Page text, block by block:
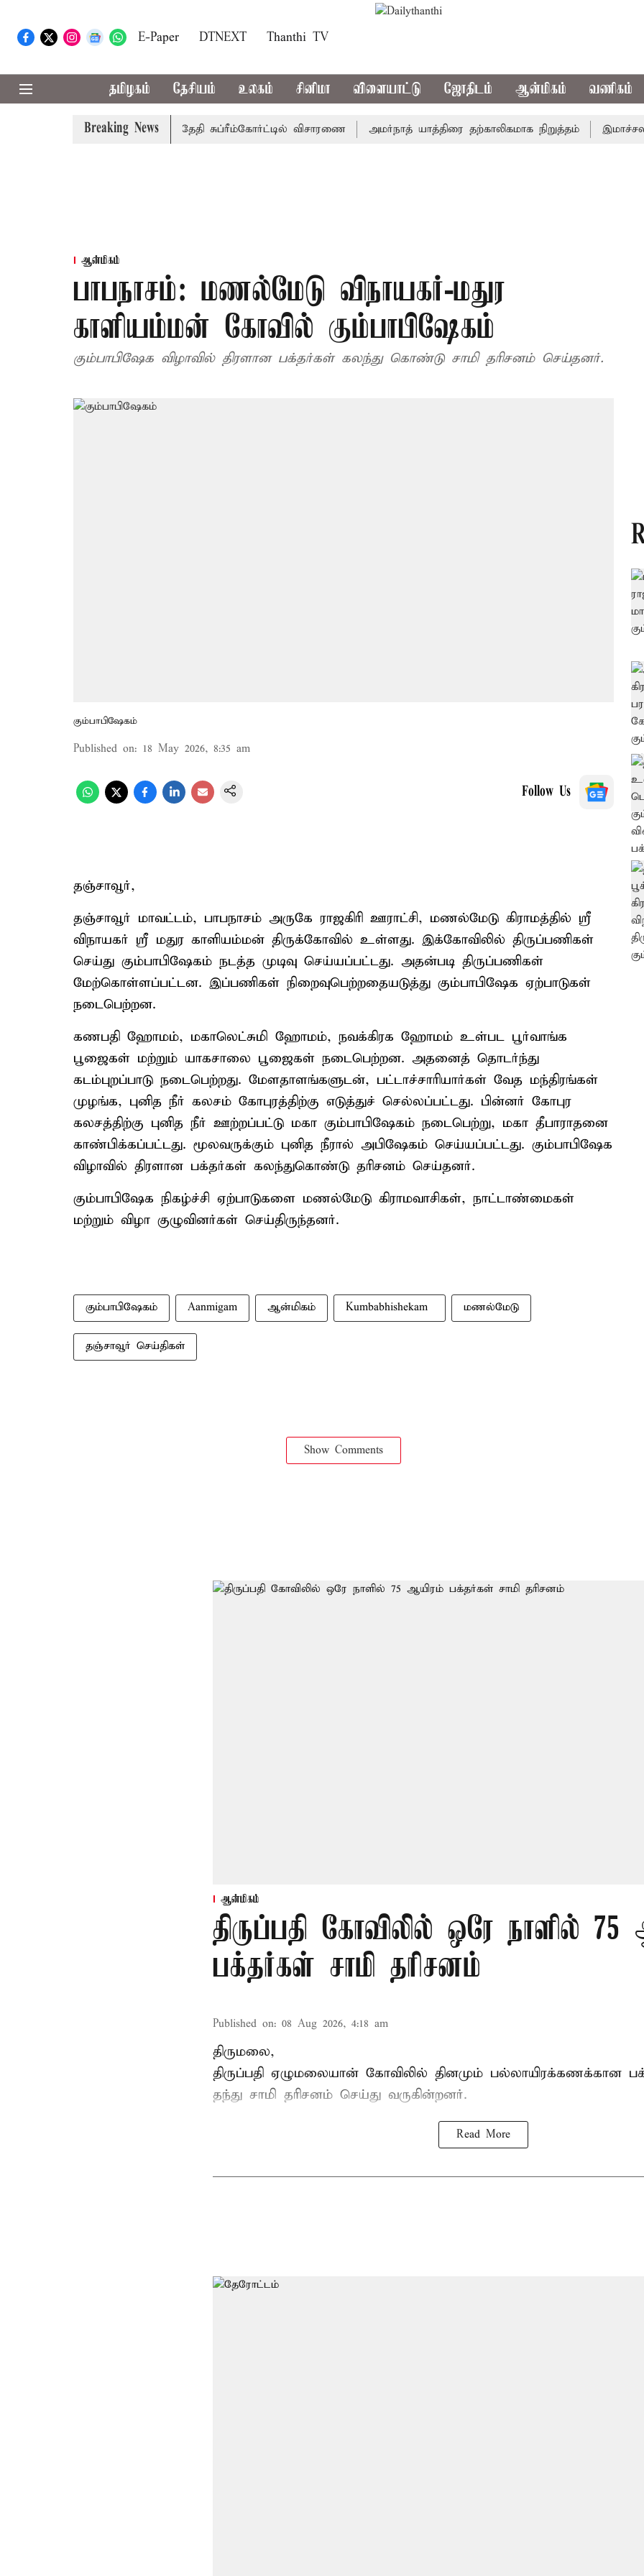
E-Paper DTNEXT Thanthi TV
தமிழகம் தேசியம் உலகம் சினிமா விளையாட்டு ஜோதிடம் ஆன்மிகம் வணிகம்
Breaking News
அரசுப்பணி வழக்கு; வரும் 14ம்தேதி சுப்ரீம்கோர்ட்டில் விசாரணை அமர்நாத் யாத்திரை தற்காலிகமாக நிறுத்தம்
ஆன்மிகம்
பாபநாசம்: மணல்மேடு விநாயகர்-மதுர
காளியம்மன் கோவில் கும்பாபிஷேகம்
கும்பாபிஷேக விழாவில் திரளான பக்தர்கள் கலந்து கொண்டு சாமி தரிசனம் செய்தனர்.
கும்பாபிஷேகம்
Published on: 18 May 2026, 8:35 am
Follow Us
தஞ்சாவூர்,
தஞ்சாவூர் மாவட்டம், பாபநாசம் அருகே ராஜகிரி ஊராட்சி, மணல்மேடு கிராமத்தில் ஸ்ரீ
விநாயகர் ஸ்ரீ மதுர காளியம்மன் திருக்கோவில் உள்ளது. இக்கோவிலில் திருப்பணிகள்
செய்து கும்பாபிஷேகம் நடத்த முடிவு செய்யப்பட்டது. அதன்படி திருப்பணிகள்
மேற்கொள்ளப்பட்டன. இப்பணிகள் நிறைவுபெற்றதையடுத்து கும்பாபிஷேக ஏற்பாடுகள்
நடைபெற்றன.
கணபதி ஹோமம், மகாலெட்சுமி ஹோமம், நவக்கிரக ஹோமம் உள்பட பூர்வாங்க
பூஜைகள் மற்றும் யாகசாலை பூஜைகள் நடைபெற்றன. அதனைத் தொடர்ந்து
கடம்புறப்பாடு நடைபெற்றது. மேளதாளங்களுடன், பட்டாச்சாரியார்கள் வேத மந்திரங்கள்
முழங்க, புனித நீர் கலசம் கோபுரத்திற்கு எடுத்துச் செல்லப்பட்டது. பின்னர் கோபுர
கலசத்திற்கு புனித நீர் ஊற்றப்பட்டு மகா கும்பாபிஷேகம் நடைபெற்று, மகா தீபாராதனை
காண்பிக்கப்பட்டது. மூலவருக்கும் புனித நீரால் அபிஷேகம் செய்யப்பட்டது. கும்பாபிஷேக
விழாவில் திரளான பக்தர்கள் கலந்துகொண்டு தரிசனம் செய்தனர்.
கும்பாபிஷேக நிகழ்ச்சி ஏற்பாடுகளை மணல்மேடு கிராமவாசிகள், நாட்டாண்மைகள்
மற்றும் விழா குழுவினர்கள் செய்திருந்தனர்.
கும்பாபிஷேகம் Aanmigam ஆன்மிகம் Kumbabhishekam ​ மணல்மேடு
தஞ்சாவூர் செய்திகள்
Show Comments
ஆன்மிகம்
திருப்பதி கோவிலில் ஒரே நாளில் 75
பக்தர்கள் சாமி தரிசனம்
Published on: 08 Aug 2026, 4:18 am
திருமலை,
திருப்பதி ஏழுமலையான் கோவிலில் தினமும் பல்லாயிரக்கணக்கான
தந்து சாமி தரிசனம் செய்து வருகின்றனர்.
Read More